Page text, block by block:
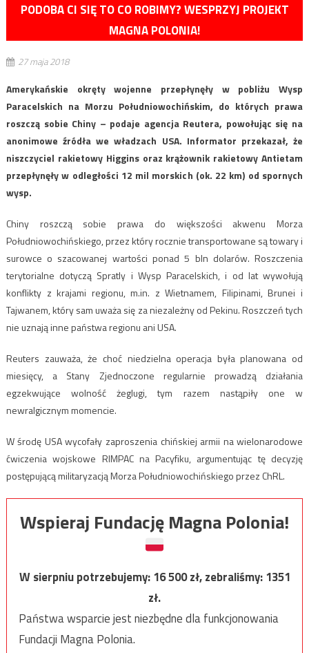
PODOBA CI SIĘ TO CO ROBIMY? WESPRZYJ PROJEKT
MAGNA POLONIA!
27 maja 2018
Amerykańskie okręty wojenne przepłynęły w pobliżu Wysp
Paracelskich na Morzu Południowochińskim, do których prawa
roszczą sobie Chiny – podaje agencja Reutera, powołując się na
anonimowe źródła we władzach USA. Informator przekazał, że
niszczyciel rakietowy Higgins oraz krążownik rakietowy Antietam
przepłynęły w odległości 12 mil morskich (ok. 22 km) od spornych
wysp.
Chiny roszczą sobie prawa do większości akwenu Morza
Południowochińskiego, przez który rocznie transportowane są towary i
surowce o szacowanej wartości ponad 5 bln dolarów. Roszczenia
terytorialne dotyczą Spratly i Wysp Paracelskich, i od lat wywołują
konflikty z krajami regionu, m.in. z Wietnamem, Filipinami, Brunei i
Tajwanem, który sam uważa się za niezależny od Pekinu. Roszczeń tych
nie uznają inne państwa regionu ani USA.
Reuters zauważa, że choć niedzielna operacja była planowana od
miesięcy, a Stany Zjednoczone regularnie prowadzą działania
egzekwujące wolność żeglugi, tym razem nastąpiły one w
newralgicznym momencie.
W środę USA wycofały zaproszenia chińskiej armii na wielonarodowe
ćwiczenia wojskowe RIMPAC na Pacyfiku, argumentując tę decyzję
postępującą militaryzacją Morza Południowochińskiego przez ChRL.
Wspieraj Fundację Magna Polonia!
W sierpniu potrzebujemy:16 500zł, zebraliśmy:1351
zł.
Państwa wsparcie jest niezbędne dla funkcjonowania
Fundacji Magna Polonia.